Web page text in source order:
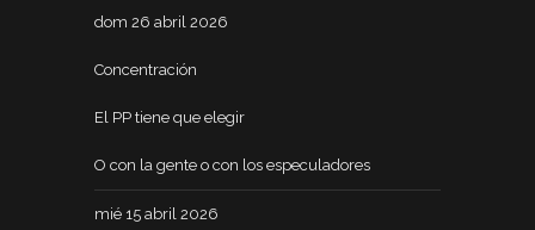
dom 26 abril 2026
Concentración
El PP tiene que elegir
O con la gente o con los especuladores
mié 15 abril 2026